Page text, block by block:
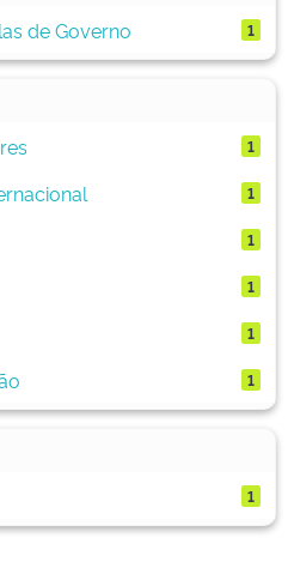
de Governo
1
1
1
1
1
1
1
1